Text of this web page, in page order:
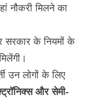
नौकरी मिलने का
सरकार के नियमों के
उन लोगों के लिए
और सेमी-